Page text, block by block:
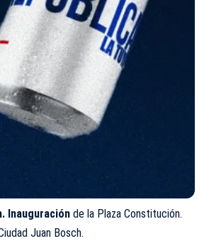
Inauguración de la Plaza Constitución.
Juan Bosch.